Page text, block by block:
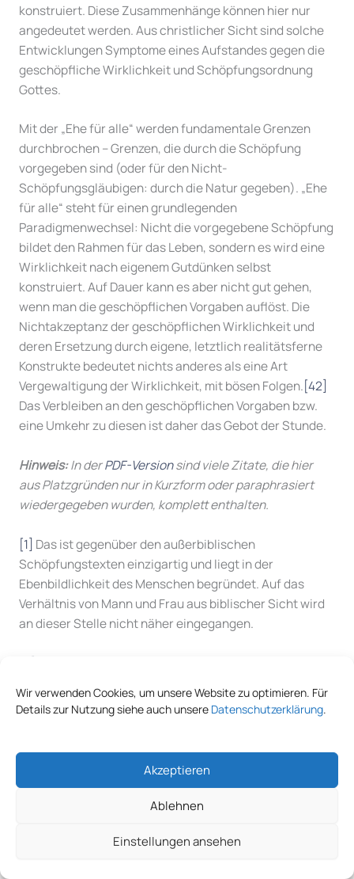
Wir verwenden Cookies, um unsere Website zu optimieren. Für
Details zur Nutzung siehe auch unsere Datenschutzerklärung.
Akzeptieren
Ablehnen
Einstellungen ansehen
konstruiert. Diese Zusammenhänge können hier nur
angedeutet werden. Aus christlicher Sicht sind solche
Entwicklungen Symptome eines Aufstandes gegen die
geschöpfliche Wirklichkeit und Schöpfungsordnung
Gottes.
Mit der „Ehe für alle“ werden fundamentale Grenzen
durchbrochen – Grenzen, die durch die Schöpfung
vorgegeben sind (oder für den Nicht-
Schöpfungsgläubigen: durch die Natur gegeben). „Ehe
für alle“ steht für einen grundlegenden
Paradigmenwechsel: Nicht die vorgegebene Schöpfung
bildet den Rahmen für das Leben, sondern es wird eine
Wirklichkeit nach eigenem Gutdünken selbst
konstruiert. Auf Dauer kann es aber nicht gut gehen,
wenn man die geschöpflichen Vorgaben auflöst. Die
Nichtakzeptanz der geschöpflichen Wirklichkeit und
deren Ersetzung durch eigene, letztlich realitätsferne
Konstrukte bedeutet nichts anderes als eine Art
Vergewaltigung der Wirklichkeit, mit bösen Folgen.[42]
Das Verbleiben an den geschöpflichen Vorgaben bzw.
eine Umkehr zu diesen ist daher das Gebot der Stunde.
Hinweis:In derPDF-Versionsind viele Zitate, die hier
aus Platzgründen nur in Kurzform oder paraphrasiert
wiedergegeben wurden, komplett enthalten.
[1] Das ist gegenüber den außerbiblischen
Schöpfungstexten einzigartig und liegt in der
Ebenbildlichkeit des Menschen begründet. Auf das
Verhältnis von Mann und Frau aus biblischer Sicht wird
an dieser Stelle nicht näher eingegangen.
[2]
heraus.
https://www.ekd.de/Stellungnahme-
des-Rates-der-EKD-zur-Debatte-um-die-Ehe-fuer-